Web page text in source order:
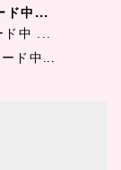
ド中...
ド中 ...
ド中...